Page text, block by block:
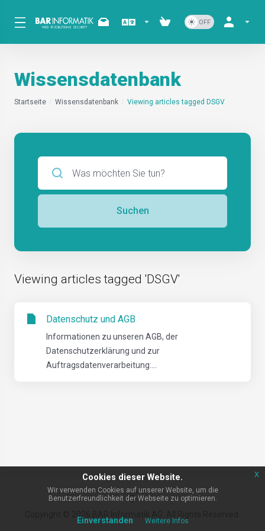
Wissensdatenbank
Startseite Wissensdatenbank Viewing articles tagged DSGV
Suchen
Viewing articles tagged 'DSGV'
Datenschutz und AGB
Informationen zu unseren AGB, der
Datenschutzerklärung und zur
Auftragsdatenverarbeitung:...
Cookies dieser Website.
Wir verwenden Cookies auf unserer Website, um die
Benutzerfreundlichkeit der Webseite zu optimieren.
Einverstanden Weitere Infos
x